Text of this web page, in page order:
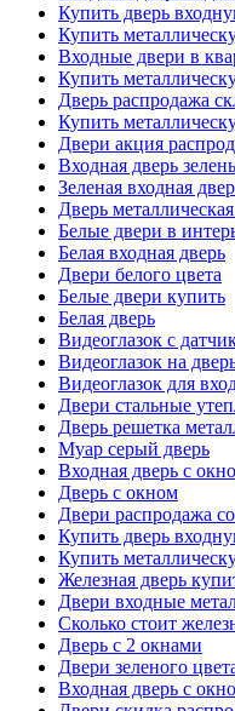
Купить дверь
Купить
Входные двери в
Купить
Дверь распродажа
Купить
Двери акция
Входная дверь
Зеленая входная
Дверь
Белые двери в
Белая входная дверь
Двери белого цвета
Белые двери купить
Белая дверь
Видеоглазок с
Видеоглазок на
Видеоглазок для
Двери стальные
Дверь решетка
Муар серый дверь
Входная дверь с
Дверь с окном
Двери распродажа
Купить дверь
Купить
Железная дверь
Двери входные
Сколько стоит
Дверь с 2 окнами
Двери зеленого
Входная дверь с